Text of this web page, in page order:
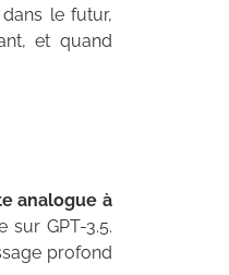
le futur,
et quand
analogue à
GPT-3.5.
profond